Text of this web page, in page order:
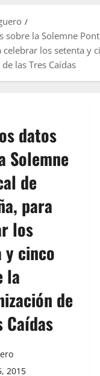
sobre la Solemne
celebrar los setenta y
las Tres Caídas
datos
Solemne
de
para
los
y cinco
la
de
Caídas
2015